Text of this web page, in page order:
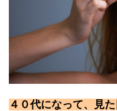
k
４０代になって、見